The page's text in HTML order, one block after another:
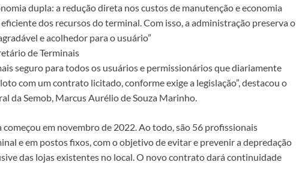
dupla: a redução direta nos custos de manutenção e economia
dos recursos do terminal. Com isso, a administração preserva o
e acolhedor para o usuário”
de Terminais
seguro para todos os usuários e permissionários que diariamente
com um contrato licitado, conforme exige a legislação”, destacou o
da Semob, Marcus Aurélio de Souza Marinho.
em novembro de 2022. Ao todo, são 56 profissionais
e em postos fixos, com o objetivo de evitar e prevenir a depredação
das lojas existentes no local. O novo contrato dará continuidade